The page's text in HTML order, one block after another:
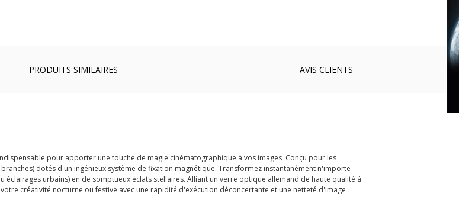
PRODUITS SIMILAIRES AVIS CLIENTS
pour apporter une touche de magie cinématographique à vos images. Conçu pour les
dotés d'un ingénieux système de fixation magnétique. Transformez instantanément n'importe
urbains) en de somptueux éclats stellaires. Alliant un verre optique allemand de haute qualité à
créativité nocturne ou festive avec une rapidité d'exécution déconcertante et une netteté d'image